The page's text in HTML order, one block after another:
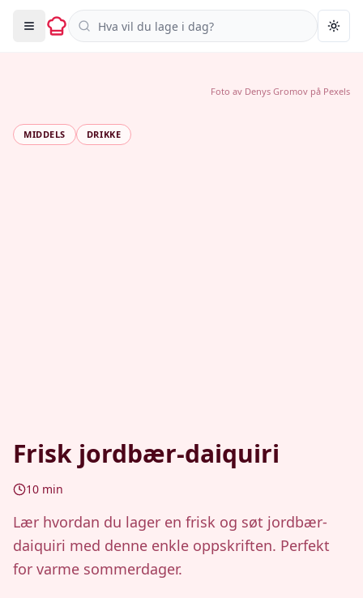
Søk i oppskrifter
MIDDELS DRIKKE
Frisk jordbær-daiquiri
10 min
Lær hvordan du lager en frisk og søt jordbær-
daiquiri med denne enkle oppskriften. Perfekt
for varme sommerdager.
Foto av Denys Gromov på Pexels